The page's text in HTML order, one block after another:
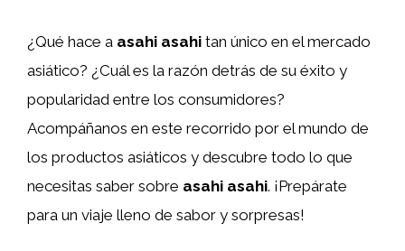
¿Qué hace a asahi asahi tan único en el mercado
asiático? ¿Cuál es la razón detrás de su éxito y
popularidad entre los consumidores?
Acompáñanos en este recorrido por el mundo de
los productos asiáticos y descubre todo lo que
necesitas saber sobre asahi asahi. ¡Prepárate
para un viaje lleno de sabor y sorpresas!